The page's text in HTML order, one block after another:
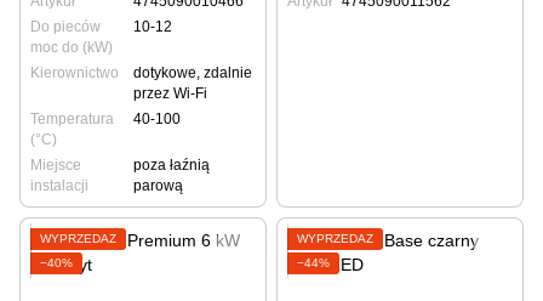
Do pieców
moc do (kW)
10-12
Kierownictwo
dotykowe, zdalnie
przez Wi-Fi
Temperatura
(°C)
40-100
Miejsce
instalacji
poza łaźnią
parową
WYPRZEDAŻ
−40%
WYPRZEDAŻ
−44%